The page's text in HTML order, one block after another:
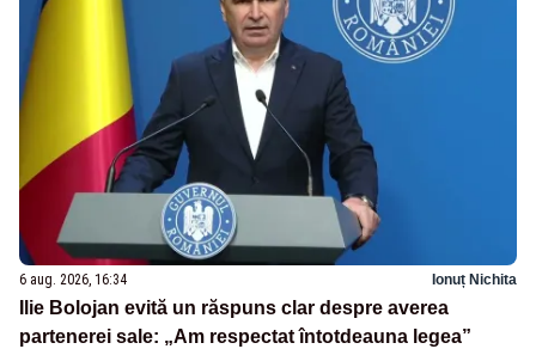
6 aug. 2026, 16:34 Ionuț Nichita
Ilie Bolojan evită un răspuns clar despre averea
partenerei sale: „Am respectat întotdeauna legea”